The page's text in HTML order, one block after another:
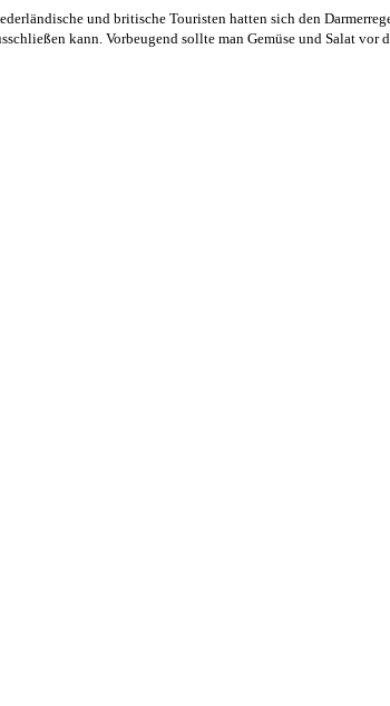
und britische Touristen hatten sich den
kann. Vorbeugend sollte man Gemüse und Salat vor